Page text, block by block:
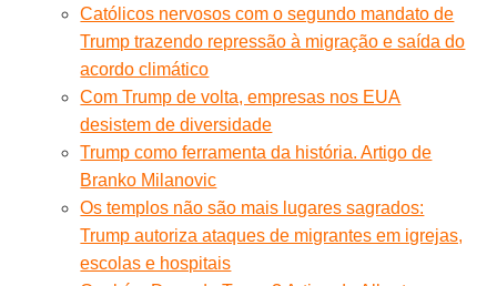
Católicos nervosos com o segundo mandato de
Trump trazendo repressão à migração e saída do
acordo climático
Com Trump de volta, empresas nos EUA
desistem de diversidade
Trump como ferramenta da história. Artigo de
Branko Milanovic
Os templos não são mais lugares sagrados:
Trump autoriza ataques de migrantes em igrejas,
escolas e hospitais